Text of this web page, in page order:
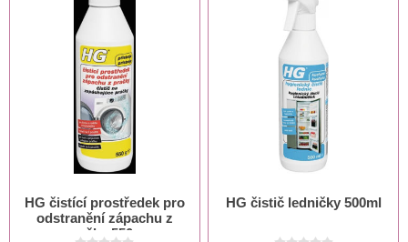
HG čistící prostředek pro
odstranění zápachu z
pračky 550 g
HG čistič ledničky 500ml